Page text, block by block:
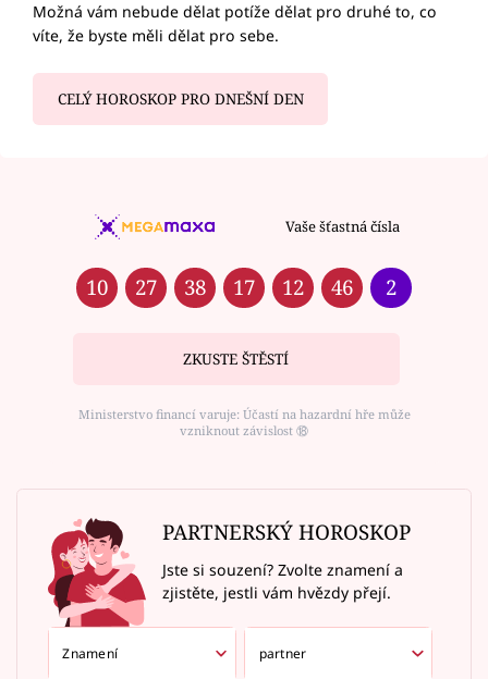
Možná vám nebude dělat potíže dělat pro druhé to, co
víte, že byste měli dělat pro sebe.
CELÝ HOROSKOP PRO DNEŠNÍ DEN
Vaše šťastná čísla
10 27 38 17 12 46 2
ZKUSTE ŠTĚSTÍ
Ministerstvo financí varuje: Účastí na hazardní hře může
vzniknout závislost ⑱
PARTNERSKÝ HOROSKOP
Jste si souzení? Zvolte znamení a
zjistěte, jestli vám hvězdy přejí.